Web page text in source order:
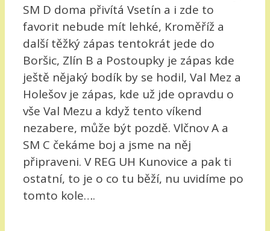
SM D doma přivítá Vsetín a i zde to
favorit nebude mít lehké, Kroměříž a
další těžký zápas tentokrát jede do
Boršic, Zlín B a Postoupky je zápas kde
ještě nějaký bodík by se hodil, Val Mez a
Holešov je zápas, kde už jde opravdu o
vše Val Mezu a když tento víkend
nezabere, může být pozdě. Vlčnov A a
SM C čekáme boj a jsme na něj
připraveni. V REG UH Kunovice a pak ti
ostatní, to je o co tu běží, nu uvidíme po
tomto kole….